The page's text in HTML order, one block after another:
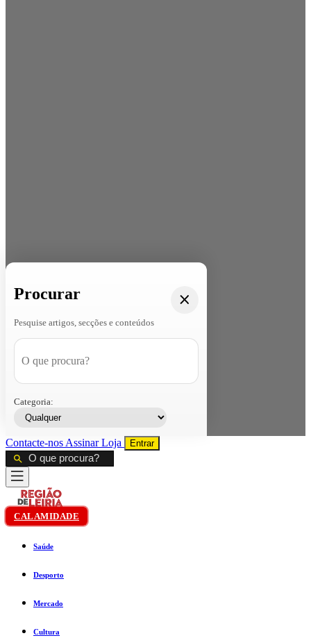
Procurar
Pesquise artigos, secções e conteúdos
Categoria:
Contacte-nos AssinarLoja Entrar
CALAMIDADE
Saúde
Desporto
Mercado
Cultura